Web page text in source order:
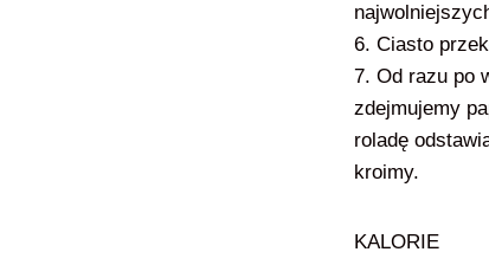
6. Ciasto
7. Od razu po
zdejmujemy
roladę
kroimy.
KALORIE